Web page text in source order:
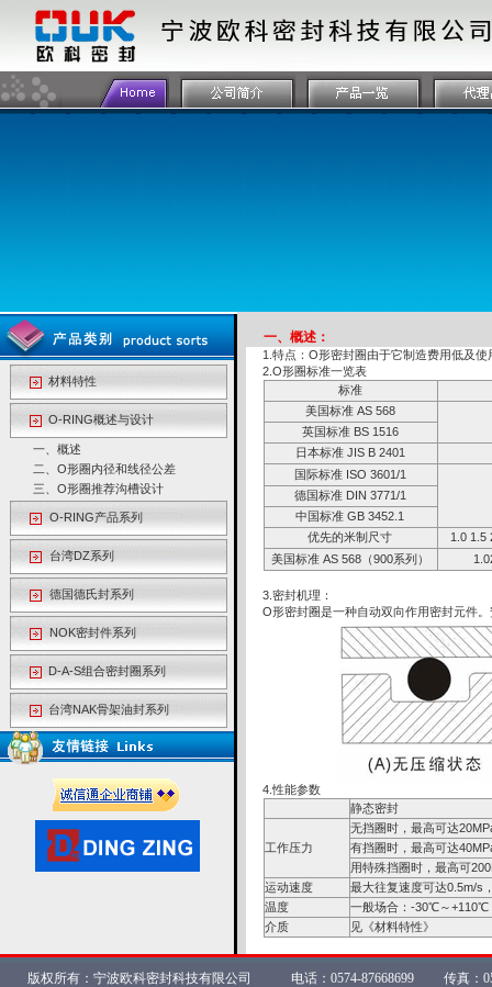
材料特性
O-RING概述与设计
一、概述
二、O形圈内径和线径公差
三、O形圈推荐沟槽设计
O-RING产品系列
台湾DZ系列
德国德氏封系列
NOK密封件系列
D-A-S组合密封圈系列
台湾NAK骨架油封系列
一、概述：
1.特点：O形密封圈由于它制造费用低及
2.O形圈标准一览表
标准
美国标准 AS 568
英国标准 BS 1516
日本标准 JIS B 2401
国际标准 ISO 3601/1
德国标准 DIN 3771/1
中国标准 GB 3452.1
优先的米制尺寸
1.0 1.5
美国标准 AS 568（900系列）
3.密封机理：
O形密封圈是一种自动双向作用密封元件
4.性能参数
静态密封
工作压力
无挡圈时，最高可达
有挡圈时，最高可达
用特殊挡圈时，最高可
运动速度
最大往复速度可达0.5m/s
温度
一般场合：-30℃～
介质
见《材料特性》
版权所有：宁波欧科密封科技有限公司 电话：0574-87668699 传真：